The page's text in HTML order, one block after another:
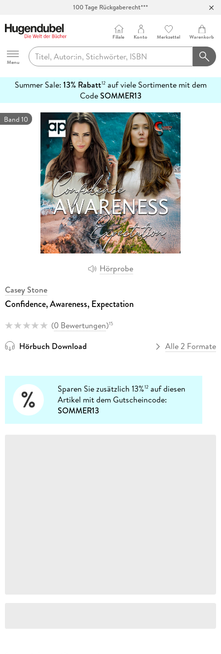
Abholung in über 100 Filialen
Hugendubel
Menu
Filiale Konto Merkzettel Warenkorb
Summer Sale: 13% Rabatt12auf viele Sortimente mit dem
CodeSOMMER13
erfahren
Hörprobe
Band 10
Casey Stone
Confidence, Awareness, Expectation
(0 Bewertungen)15
Hörbuch Download Alle 2 Formate
Sparen Sie zusätzlich 13%12 auf diesen
Artikel mit dem Gutscheincode:
SOMMER13